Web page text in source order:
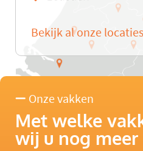
Bekijk al onze locaties
Onze vakken
Met welke
wij u nog meer